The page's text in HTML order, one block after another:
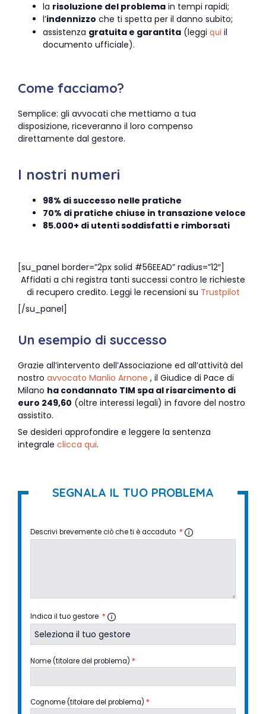
la risoluzione del problema in tempi rapidi;
l’indennizzo che ti spetta per il danno subito;
assistenza gratuita e garantita (leggi qui il
documento ufficiale).
Come facciamo?
Semplice: gli avvocati che mettiamo a tua
disposizione, riceveranno il loro compenso
direttamente dal gestore.
I nostri numeri
98% di successo nelle pratiche
70% di pratiche chiuse in transazione veloce
85.000+ di utenti soddisfatti e rimborsati
[su_panel border=”2px solid #56EEAD” radius=”12″]
Affidati a chi registra tanti successi contro le richieste
di recupero credito. Leggi le recensioni su Trustpilot
[/su_panel]
Un esempio di successo
Grazie all’intervento dell’Associazione ed all’attività del
nostro avvocato Manlio Arnone , il Giudice di Pace di
Milano ha condannato TIM spa al risarcimento di
euro 249,60 (oltre interessi legali) in favore del nostro
assistito.
Se desideri approfondire e leggere la sentenza
integrale clicca qui.
SEGNALA IL TUO PROBLEMA
Descrivi brevemente ciò che ti è accaduto *
Indica il tuo gestore *
Nome (titolare del problema) *
Cognome (titolare del problema) *